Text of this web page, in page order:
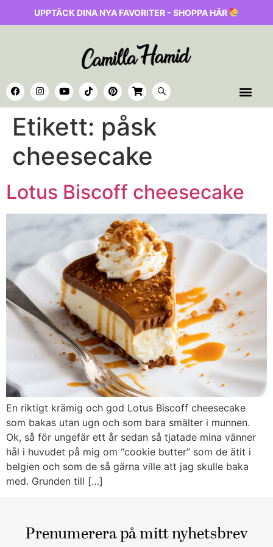
UPPTÄCK DINA NYA FAVORITER - SHOPPA HÄR
Etikett: påsk
cheesecake
Lotus Biscoff cheesecake
En riktigt krämig och god Lotus Biscoff cheesecake
som bakas utan ugn och som bara smälter i munnen.
Ok, så för ungefär ett år sedan så tjatade mina vänner
hål i huvudet på mig om “cookie butter” som de ätit i
belgien och som de så gärna ville att jag skulle baka
med. Grunden till […]
Prenumerera på mitt nyhetsbrev